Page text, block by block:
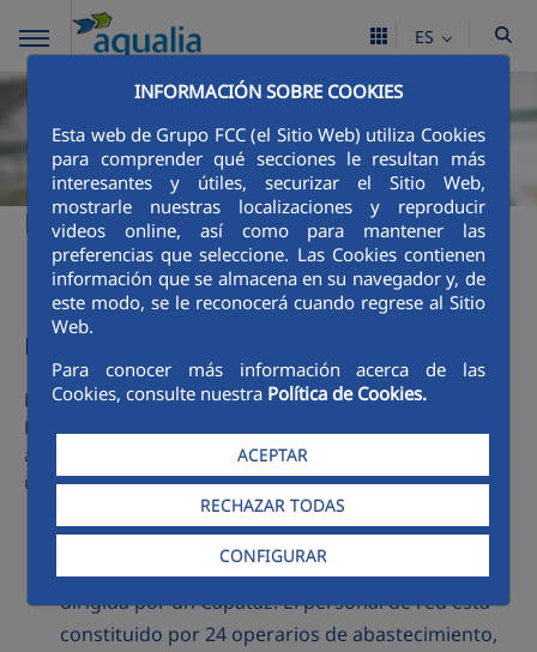
INFORMACIÓN SOBRE COOKIES
Esta web de Grupo FCC (el Sitio Web) utiliza Cookies
para comprender qué secciones le resultan más
interesantes y útiles, securizar el Sitio Web,
mostrarle nuestras localizaciones y reproducir
videos online, así como para mantener las
preferencias que seleccione. Las Cookies contienen
información que se almacena en su navegador y, de
este modo, se le reconocerá cuando regrese al Sitio
Web.
Para conocer más información acerca de las
Cookies, consulte nuestra Política de Cookies.
ACEPTAR
RECHAZAR TODAS
CONFIGURAR
ES
Medios Humanos y Técnicos
Medios Humanos
Los medios humanos con los que cuenta el Servicio de
Llucmajor para la gestión del mismo, está dividida en 2
áreas y dirigidas por 1 Jefe de servicio de abastecimiento y
una Jefa de servicio de saneamiento:
Área de explotaciónestá formada por
responsable de cartografía/GIS y personal de red
dirigida por un Capataz. El personal de red está
constituido por 24 operarios de abastecimiento,